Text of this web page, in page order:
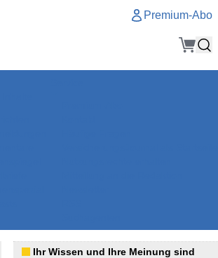
Premium-Abo
Ihr Wissen und Ihre Meinung sind